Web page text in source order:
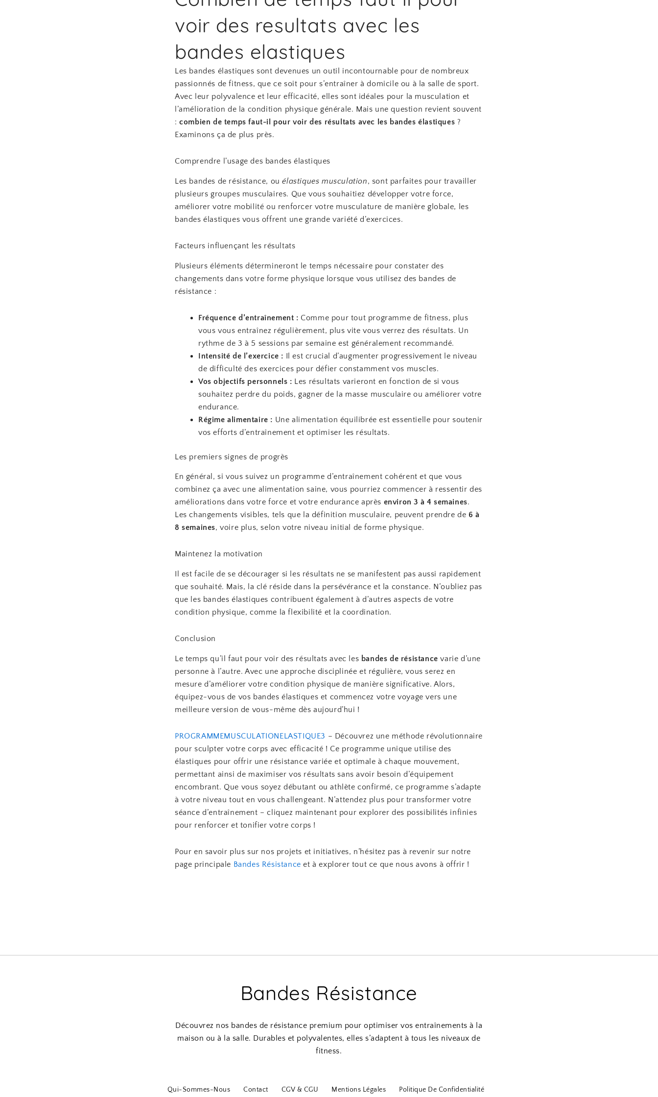
voir des resultats avec les
bandes elastiques
Les bandes élastiques sont devenues un outil incontournable pour de nombreux
passionnés de fitness, que ce soit pour s’entraîner à domicile ou à la salle de sport.
Avec leur polyvalence et leur efficacité, elles sont idéales pour la musculation et
l’amélioration de la condition physique générale. Mais une question revient souvent
:combien de temps faut-il pour voir des résultats avec les bandes élastiques ?
Examinons ça de plus près.
Comprendre l’usage des bandes élastiques
Les bandes de résistance, ouélastiques musculation, sont parfaites pour travailler
plusieurs groupes musculaires. Que vous souhaitiez développer votre force,
améliorer votre mobilité ou renforcer votre musculature de manière globale, les
bandes élastiques vous offrent une grande variété d’exercices.
Facteurs influençant les résultats
Plusieurs éléments détermineront le temps nécessaire pour constater des
changements dans votre forme physique lorsque vous utilisez des bandes de
résistance :
Fréquence d’entraînement : Comme pour tout programme de fitness, plus
vous vous entraînez régulièrement, plus vite vous verrez des résultats. Un
rythme de 3 à 5 sessions par semaine est généralement recommandé.
Intensité de l’exercice : Il est crucial d’augmenter progressivement le niveau
de difficulté des exercices pour défier constamment vos muscles.
Vos objectifs personnels : Les résultats varieront en fonction de si vous
souhaitez perdre du poids, gagner de la masse musculaire ou améliorer votre
endurance.
Régime alimentaire : Une alimentation équilibrée est essentielle pour soutenir
vos efforts d’entraînement et optimiser les résultats.
Les premiers signes de progrès
En général, si vous suivez un programme d’entraînement cohérent et que vous
combinez ça avec une alimentation saine, vous pourriez commencer à ressentir des
améliorations dans votre force et votre endurance après environ 3 à 4 semaines.
Les changements visibles, tels que la définition musculaire, peuvent prendre de 6 à
8 semaines, voire plus, selon votre niveau initial de forme physique.
Maintenez la motivation
Il est facile de se décourager si les résultats ne se manifestent pas aussi rapidement
que souhaité. Mais, la clé réside dans la persévérance et la constance. N’oubliez pas
que les bandes élastiques contribuent également à d’autres aspects de votre
condition physique, comme la flexibilité et la coordination.
Conclusion
Le temps qu’il faut pour voir des résultats avec les bandes de résistance varie d’une
personne à l’autre. Avec une approche disciplinée et régulière, vous serez en
mesure d’améliorer votre condition physique de manière significative. Alors,
équipez-vous de vos bandes élastiques et commencez votre voyage vers une
meilleure version de vous-même dès aujourd’hui !
PROGRAMMEMUSCULATIONELASTIQUE3 – Découvrez une méthode révolutionnaire
pour sculpter votre corps avec efficacité ! Ce programme unique utilise des
élastiques pour offrir une résistance variée et optimale à chaque mouvement,
permettant ainsi de maximiser vos résultats sans avoir besoin d’équipement
encombrant. Que vous soyez débutant ou athlète confirmé, ce programme s’adapte
à votre niveau tout en vous challengeant. N’attendez plus pour transformer votre
séance d’entraînement – cliquez maintenant pour explorer des possibilités infinies
pour renforcer et tonifier votre corps !
Pour en savoir plus sur nos projets et initiatives, n’hésitez pas à revenir sur notre
page principale Bandes Résistance et à explorer tout ce que nous avons à offrir !
Bandes Résistance
Découvrez nos bandes de résistance premium pour optimiser vos entraînements à la
maison ou à la salle. Durables et polyvalentes, elles s’adaptent à tous les niveaux de
fitness.
Qui-Sommes-Nous Contact CGV & CGU Mentions Légales Politique De Confidentialité